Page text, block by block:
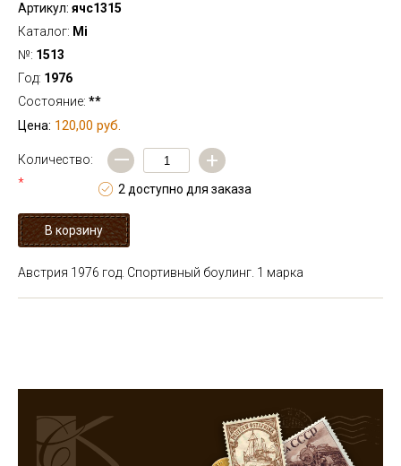
Артикул: ячс1315
Каталог: Mi
№: 1513
Год: 1976
Состояние: **
Цена: 120,00 руб.
Количество:
*
— +
2 доступно для заказа
Австрия 1976 год. Спортивный боулинг. 1 марка